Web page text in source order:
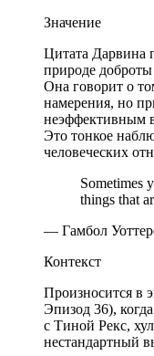
Значение
Цитата Дарвина
природе
Она говорит о
намерения, но
неэффективным
Это тонкое
человеческих
Sometimes
things that
— Гамбол
Контекст
Произносится в
Эпизод 36),
с Тиной Рекс,
нестандартный